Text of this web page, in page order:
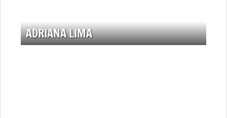
ADRIANA LIMA